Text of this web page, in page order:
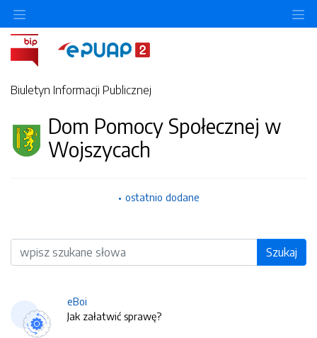
Biuletyn Informacji Publicznej
Dom Pomocy Społecznej w
Wojszycach
ostatnio dodane
Wyszukiwarka Szukaj
eBoi
Jak załatwić sprawę?